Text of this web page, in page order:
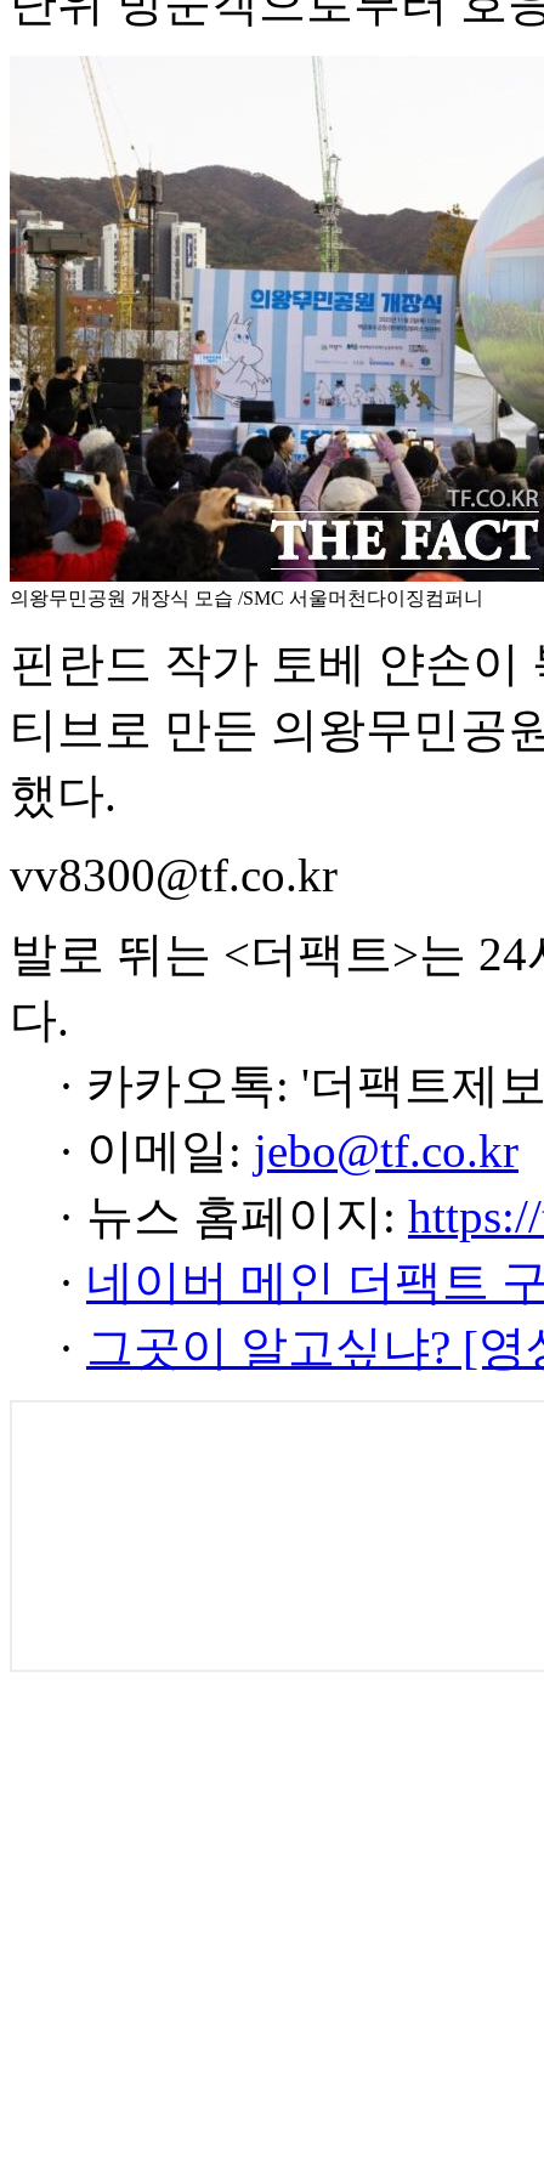
의왕무민공원 개장식 모습 /SMC 서울머천다이징컴퍼니
핀란드 작가 토베 얀손이
티브로 만든 의왕무민공
했다.
vv8300@tf.co.kr
발로 뛰는 <더팩트>는
다.
· 카카오톡: '더팩트제
· 이메일: jebo@tf.co.kr
· 뉴스 홈페이지:
· 네이버 메인 더팩트
· 그곳이 알고싶냐? [